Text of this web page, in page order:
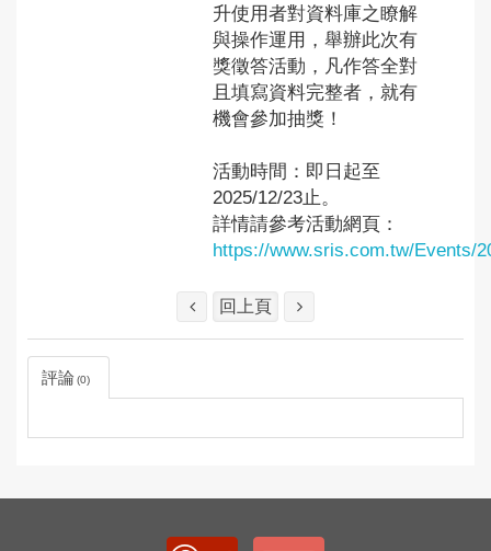
升使用者對資料庫之瞭解
與操作運用，舉辦此次有
獎徵答活動，凡作答全對
且填寫資料完整者，就有
機會參加抽獎！
活動時間：即日起至
2025/12/23止。
詳情請參考活動網頁：
https://www.sris.com.tw/Events/
回上頁
評論 0